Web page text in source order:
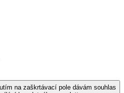
na zaškrtávací pole dávám souhlas